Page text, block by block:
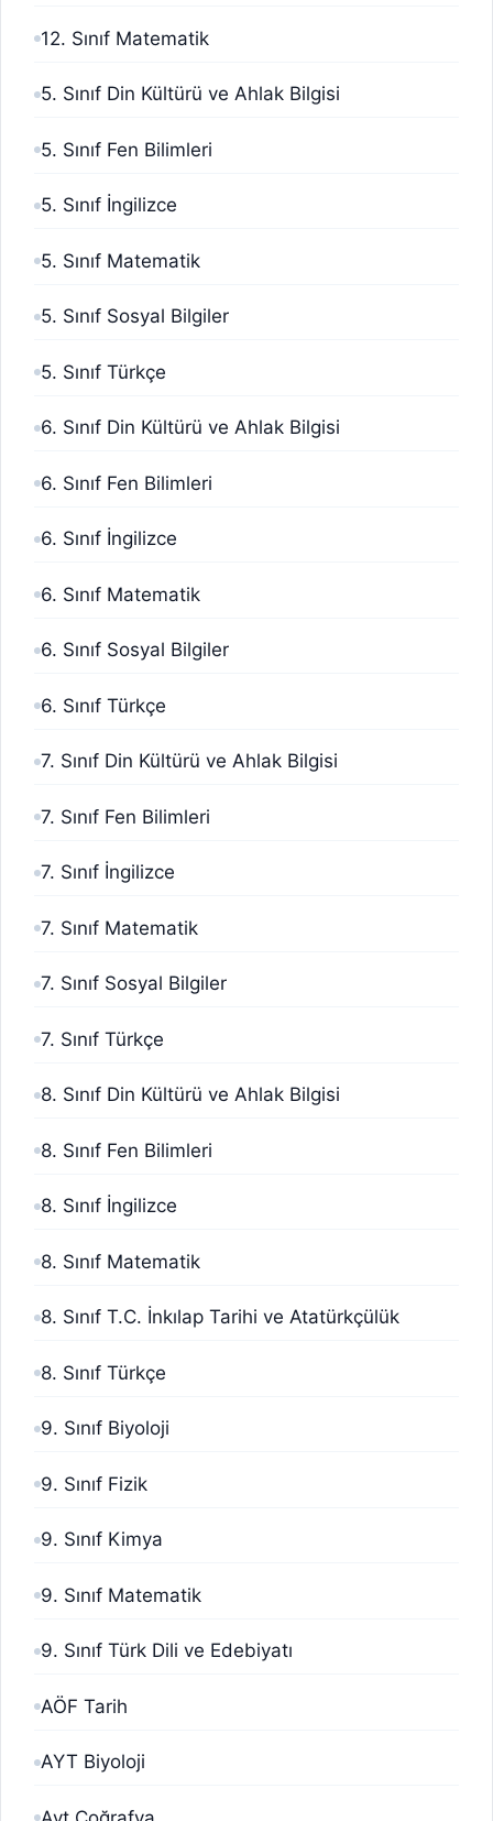
12. Sınıf Matematik
5. Sınıf Din Kültürü ve Ahlak Bilgisi
5. Sınıf Fen Bilimleri
5. Sınıf İngilizce
5. Sınıf Matematik
5. Sınıf Sosyal Bilgiler
5. Sınıf Türkçe
6. Sınıf Din Kültürü ve Ahlak Bilgisi
6. Sınıf Fen Bilimleri
6. Sınıf İngilizce
6. Sınıf Matematik
6. Sınıf Sosyal Bilgiler
6. Sınıf Türkçe
7. Sınıf Din Kültürü ve Ahlak Bilgisi
7. Sınıf Fen Bilimleri
7. Sınıf İngilizce
7. Sınıf Matematik
7. Sınıf Sosyal Bilgiler
7. Sınıf Türkçe
8. Sınıf Din Kültürü ve Ahlak Bilgisi
8. Sınıf Fen Bilimleri
8. Sınıf İngilizce
8. Sınıf Matematik
8. Sınıf T.C. İnkılap Tarihi ve Atatürkçülük
8. Sınıf Türkçe
9. Sınıf Biyoloji
9. Sınıf Fizik
9. Sınıf Kimya
9. Sınıf Matematik
9. Sınıf Türk Dili ve Edebiyatı
AÖF Tarih
AYT Biyoloji